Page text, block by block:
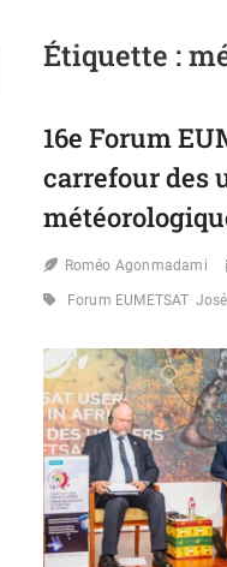
Étiquette :
16e Forum
carrefour des
Roméo Agonmadami
Forum EUMETSAT